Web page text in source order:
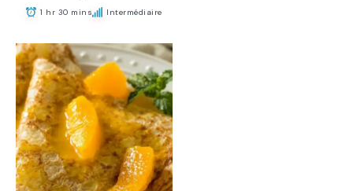
1 hr 30 mins Intermédiaire